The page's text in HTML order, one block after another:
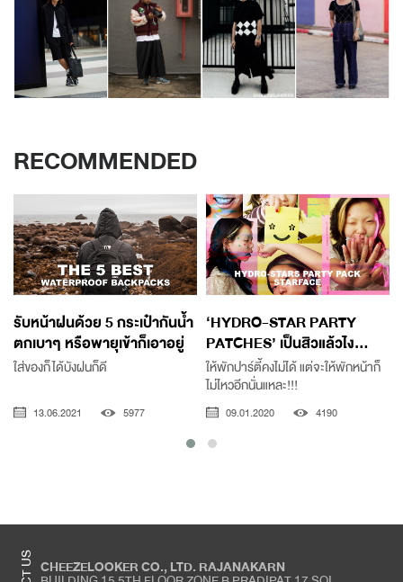
RECOMMENDED
รับหน้าฝนด้วย 5 กระเป๋ากันน้ำ
ตกเบาๆ หรือพายุเข้าก็เอาอยู่
ใส่ของก็ได้บังฝนก็ดี
13.06.2021 5977
‘HYDRO-STAR PARTY
PATCHES’ เป็นสิวแล้วไง...
ให้พักปาร์ตี้คงไม่ได้ แต่จะให้พักหน้าก็
ไม่ไหวอีกนั่นแหละ!!!
09.01.2020 4190
CHEEZELOOKER CO., LTD. RAJANAKARN